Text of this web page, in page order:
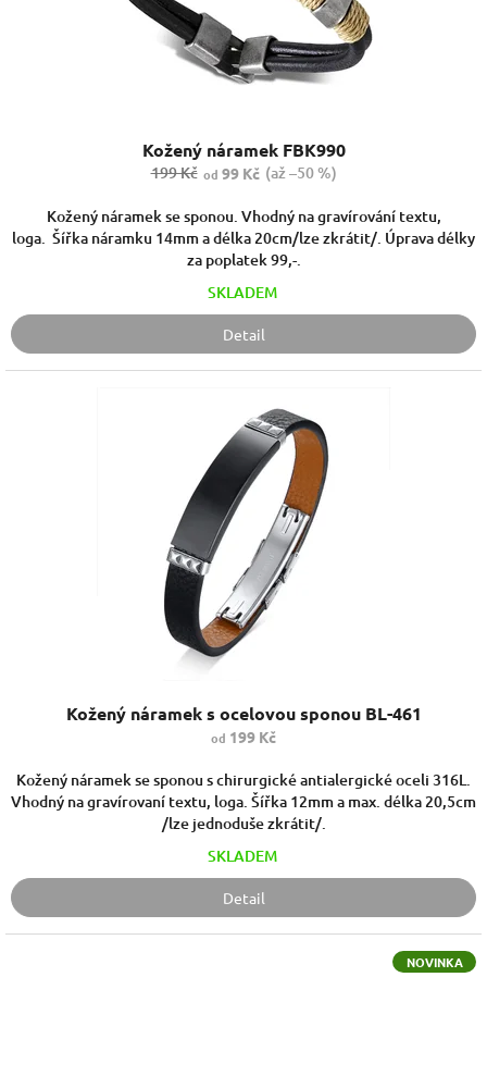
Kožený náramek FBK990
199 Kč od 99 Kč (až –50 %)
Kožený náramek se sponou. Vhodný na gravírování textu,
loga. Šířka náramku 14mm a délka 20cm/lze zkrátit/. Úprava délky
za poplatek 99,-.
SKLADEM
Detail
Kožený náramek s ocelovou sponou BL-461
od 199 Kč
Kožený náramek se sponou s chirurgické antialergické oceli 316L.
Vhodný na gravírovaní textu, loga. Šířka 12mm a max. délka 20,5cm
/lze jednoduše zkrátit/.
SKLADEM
Detail
NOVINKA